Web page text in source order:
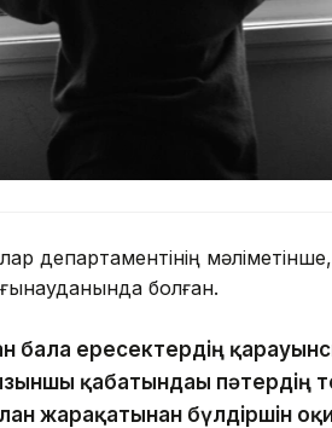
департаментінің мәліметінше,
болған.
бала ересектердің
қабатындағы пәтердің
жарақатынан бүлдіршін